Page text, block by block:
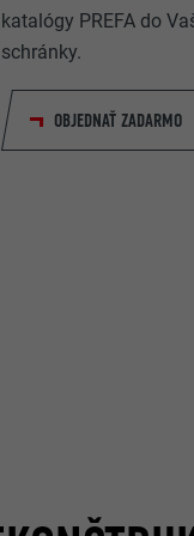
katalógy PREFA do
schránky.
OBJEDNAŤ ZADARMO